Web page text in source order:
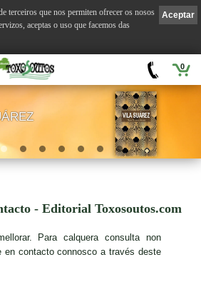
0
- Editorial Toxosoutos.com
Para calquera consulta non
en contacto connosco a través deste
Aceptar
terceiros que nos permiten ofrecer os nosos
aceptas o uso que facemos das